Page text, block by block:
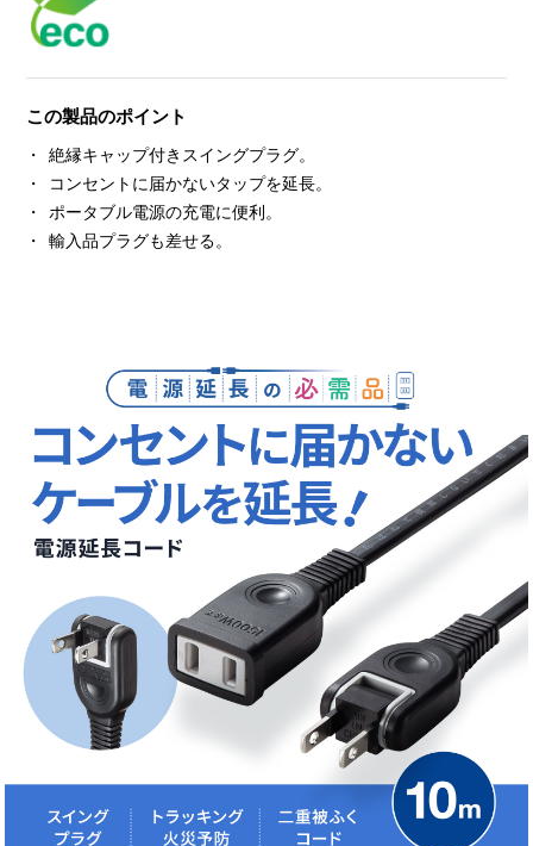
この製品のポイント
絶縁キャップ付きスイングプラグ。
コンセントに届かないタップを延長。
ポータブル電源の充電に便利。
輸入品プラグも差せる。